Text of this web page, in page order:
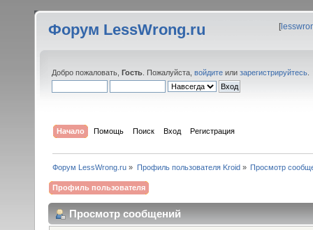
Форум LessWrong.ru [
Добро пожаловать, Гость . Пожалуйста, войдите или зарегистрируйтесь
Начало Помощь Поиск Вход Регистрация
Форум LessWrong.ru » Профиль пользователя Kroid» Просмотр
Профиль пользователя
Просмотр сообщений